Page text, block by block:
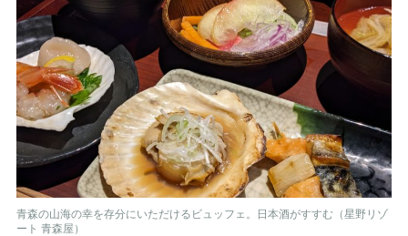
青森の山海の幸を存分にいただけるビュッフェ。日本酒がすすむ（星野リゾ
ート 青森屋）